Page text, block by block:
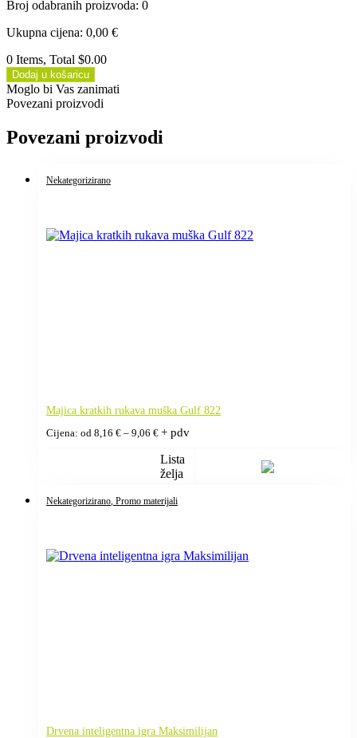
Broj odabranih proizvoda: 0
Ukupna cijena: 0,00 €
0 Items, Total $0.00
Dodaj u košaricu
Moglo bi Vas zanimati
Povezani proizvodi
Povezani proizvodi
Nekategorizirano
Majica kratkih rukava muška Gulf 822
Cijena: od 8,16 € – 9,06 €Raspon
cijena:
od
8,16 €
do
+ pdv
Lista
želja
Nekategorizirano , Promo materijali
Drvena inteligentna igra Maksimilijan